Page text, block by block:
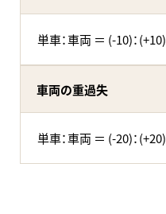
単車：車両 ＝ (-10)：(+10)
車両の重過失
単車：車両 ＝ (-20)：(+20)